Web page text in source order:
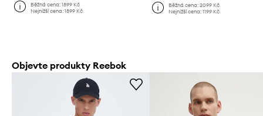
Běžná cena:1899 Kč
Nejnižší cena:1899 Kč
Běžná cena: 2099 Kč
Nejnižší cena: 1199 Kč
Objevte produkty Reebok